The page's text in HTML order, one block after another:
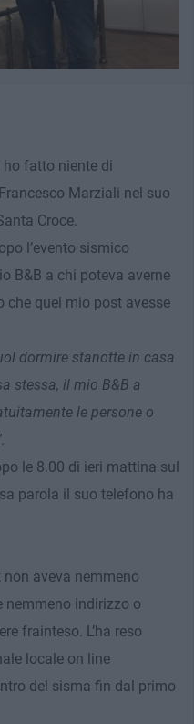
ho fatto niente di
Marziali nel suo
Croce.
l’evento sismico
B&B a chi poteva averne
che quel mio post avesse
dormire stanotte in casa
stessa, il mio B&B a
le persone o
le 8.00 di ieri mattina sul
parola il suo telefono ha
aveva nemmeno
nemmeno indirizzo o
frainteso. L’ha reso
locale on line
del sisma fin dal primo